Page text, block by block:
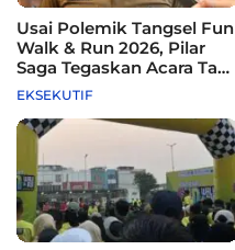
Usai Polemik Tangsel Fun
Walk & Run 2026, Pilar
Saga Tegaskan Acara Tak
Difasilitasi Pemkot
EKSEKUTIF